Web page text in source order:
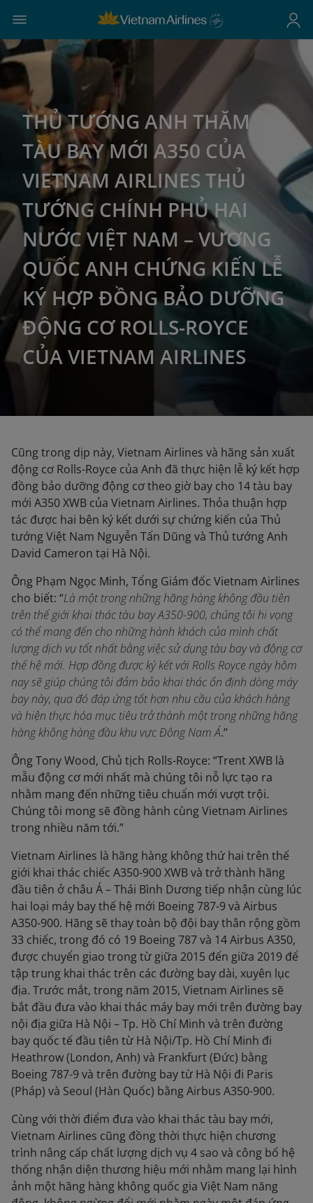
THỦ TƯỚNG ANH THĂM
TÀU BAY MỚI A350 CỦA
VIETNAM AIRLINES THỦ
TƯỚNG CHÍNH PHỦ HAI
NƯỚC VIỆT NAM – VƯƠNG
QUỐC ANH CHỨNG KIẾN LỄ
KÝ HỢP ĐỒNG BẢO DƯỠNG
ĐỘNG CƠ ROLLS-ROYCE
CỦA VIETNAM AIRLINES
Cũng trong dịp này, Vietnam Airlines và hãng sản xuất
động cơ Rolls-Royce của Anh đã thực hiện lễ ký kết hợp
đồng bảo dưỡng động cơ theo giờ bay cho 14 tàu bay
mới A350 XWB của Vietnam Airlines. Thỏa thuận hợp
tác được hai bên ký kết dưới sự chứng kiến của Thủ
tướng Việt Nam Nguyễn Tấn Dũng và Thủ tướng Anh
David Cameron tại Hà Nội.
Ông Phạm Ngọc Minh, Tổng Giám đốc Vietnam Airlines
cho biết: “Là một trong những hãng hàng không đầu tiên
trên thế giới khai thác tàu bay A350-900, chúng tôi hi vọng
có thể mang đến cho những hành khách của mình chất
lượng dịch vụ tốt nhất bằng việc sử dụng tàu bay và động cơ
thế hệ mới. Hợp đồng được ký kết với Rolls Royce ngày hôm
nay sẽ giúp chúng tôi đảm bảo khai thác ổn định dòng máy
bay này, qua đó đáp ứng tốt hơn nhu cầu của khách hàng
và hiện thực hóa mục tiêu trở thành một trong những hãng
hàng không hàng đầu khu vực Đông Nam Á.”
Ông Tony Wood, Chủ tịch Rolls-Royce: “Trent XWB là
mẫu động cơ mới nhất mà chúng tôi nỗ lực tạo ra
nhằm mang đến những tiêu chuẩn mới vượt trội.
Chúng tôi mong sẽ đồng hành cùng Vietnam Airlines
trong nhiều năm tới.”
Vietnam Airlines là hãng hàng không thứ hai trên thế
giới khai thác chiếc A350-900 XWB và trở thành hãng
đầu tiên ở châu Á – Thái Bình Dương tiếp nhận cùng lúc
hai loại máy bay thế hệ mới Boeing 787-9 và Airbus
A350-900. Hãng sẽ thay toàn bộ đội bay thân rộng gồm
33 chiếc, trong đó có 19 Boeing 787 và 14 Airbus A350,
được chuyển giao trong từ giữa 2015 đến giữa 2019 để
tập trung khai thác trên các đường bay dài, xuyên lục
địa. Trước mắt, trong năm 2015, Vietnam Airlines sẽ
bắt đầu đưa vào khai thác máy bay mới trên đường bay
nội địa giữa Hà Nội – Tp. Hồ Chí Minh và trên đường
bay quốc tế đầu tiên từ Hà Nội/Tp. Hồ Chí Minh đi
Heathrow (London, Anh) và Frankfurt (Đức) bằng
Boeing 787-9 và trên đường bay từ Hà Nội đi Paris
(Pháp) và Seoul (Hàn Quốc) bằng Airbus A350-900.
Cùng với thời điểm đưa vào khai thác tàu bay mới,
Vietnam Airlines cũng đồng thời thực hiện chương
trình nâng cấp chất lượng dịch vụ 4 sao và công bố hệ
thống nhận diện thương hiệu mới nhằm mang lại hình
ảnh một hãng hàng không quốc gia Việt Nam năng